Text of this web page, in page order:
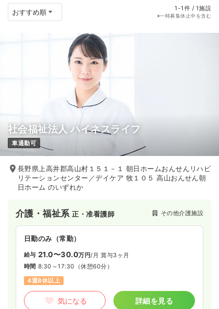
1-1件 / 1施設
※一時募集休止中を含む
社会福祉法人 ハイネスライフ
車通勤可
長野県上高井郡高山村１５１－１ 朝日ホームおんせんリハビ
リテーションセンター／デイケア 牧１０５ 高山おんせん朝
日ホーム のいずれか
介護・福祉系正・准看護師 その他介護施設
日勤のみ（常勤）
給与 21.0〜30.0万円/月 賞与3ヶ月
時間 8:30～17:30 （休憩60分）
4週8休以上
気になる 詳細を見る